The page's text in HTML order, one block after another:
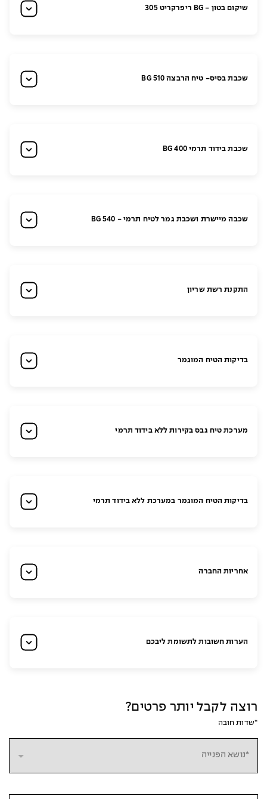
שיקום בטון - BG ריפרקריט 305
שכבת בסיס- טיח הרבצה BG 510
שכבת בידוד תרמי BG 400
שכבה מיישרת ושכבת גמר לטיח תרמי - BG 540
התקנת רשת שריון
בדיקות הטיח המוגמר
מערכת טיח גבס בקירות ללא בידוד תרמי
בדיקות הטיח המוגמר במערכת ללא בידוד תרמי
אחריות החברה
הערות חשובות לתשומת ליבכם
רוצה לקבל יותר פרטים?
*שדות חובה
*נושא הפנייה